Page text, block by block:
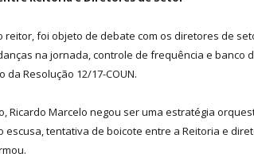
reitor, foi objeto de debate com os diretores de
na jornada, controle de frequência e banco
da Resolução 12/17-COUN.
Ricardo Marcelo negou ser uma estratégia
escusa, tentativa de boicote entre a Reitoria e